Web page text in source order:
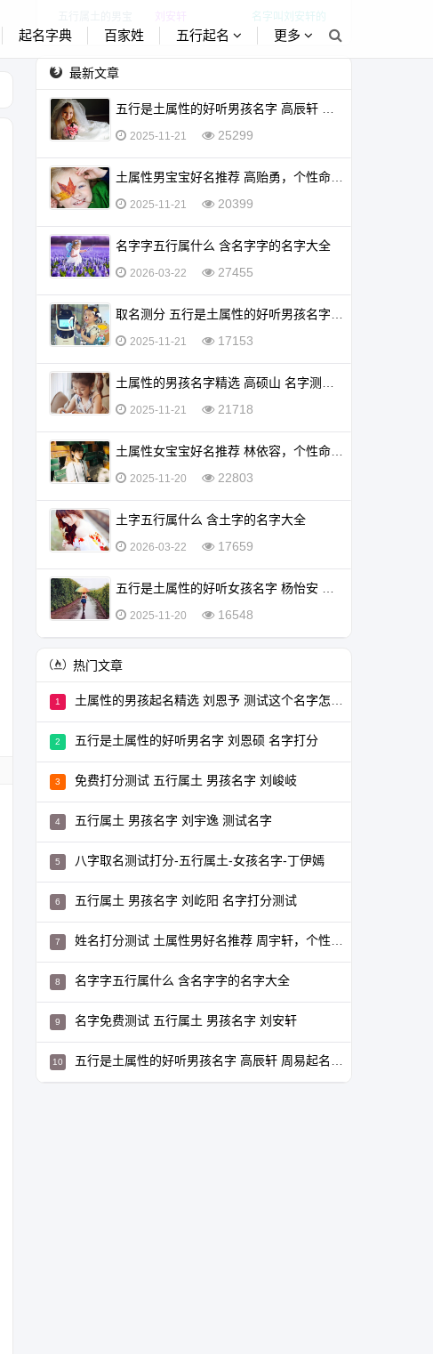
起名字典 百家姓 五行起名 更多
宝起名刘安轩详
解
刘安轩 名字叫刘安轩的
男宝宝
最新文章
2025-11-21 25299
2025-11-21 20399
名字字五行属什么 含名字字的名字大全
2026-03-22 27455
2025-11-21 17153
2025-11-21 21718
2025-11-20 22803
土字五行属什么 含土字的名字大全
2026-03-22 17659
2025-11-20 16548
热门文章
土属性的男孩起名精选 刘恩予 测试这个名字怎么样
五行是土属性的好听男名字 刘恩硕 名字打分
免费打分测试 五行属土 男孩名字 刘峻岐
五行属土 男孩名字 刘宇逸 测试名字
八字取名测试打分-五行属土-女孩名字-丁伊嫣
五行属土 男孩名字 刘屹阳 名字打分测试
姓名打分测试 土属性男好名推荐 周宇轩，个性命运分析
名字字五行属什么 含名字字的名字大全
名字免费测试 五行属土 男孩名字 刘安轩
五行是土属性的好听男孩名字 高辰轩 周易起名打分测试